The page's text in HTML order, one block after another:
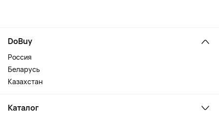
DoBuy
Россия
Беларусь
Казахстан
Каталог